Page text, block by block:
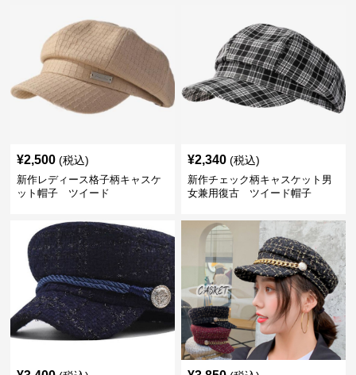
¥2,500 (税込)
新作レディース格子柄キャスケ
ット帽子 ツイード
¥2,340 (税込)
新作チェック柄キャスケット男
女兼用復古 ツイード帽子